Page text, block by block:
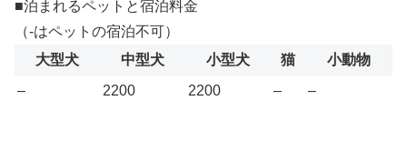
■泊まれるペットと宿泊料金
（-はペットの宿泊不可）
大型犬
中型犬 小型犬 猫
小動物
–
2200 2200 – –